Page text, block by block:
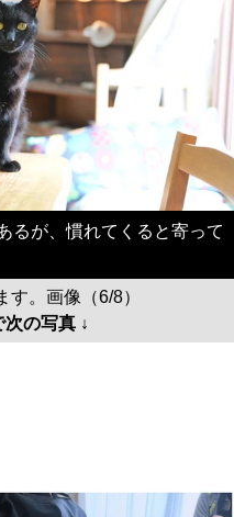
るが、慣れてくると寄って
す。画像（6/8）
次の写真 ↓